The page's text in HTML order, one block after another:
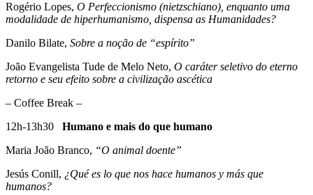
Rogério Lopes, O Perfeccionismo (nietzschiano), enquanto uma
modalidade de hiperhumanismo, dispensa as Humanidades?
Danilo Bilate, Sobre a noção de “espírito”
João Evangelista Tude de Melo Neto, O caráter seletivo do eterno
retorno e seu efeito sobre a civilização ascética
– Coffee Break –
12h-13h30 Humano e mais do que humano
Maria João Branco, “O animal doente”
Jesús Conill, ¿Qué es lo que nos hace humanos y más que
humanos?